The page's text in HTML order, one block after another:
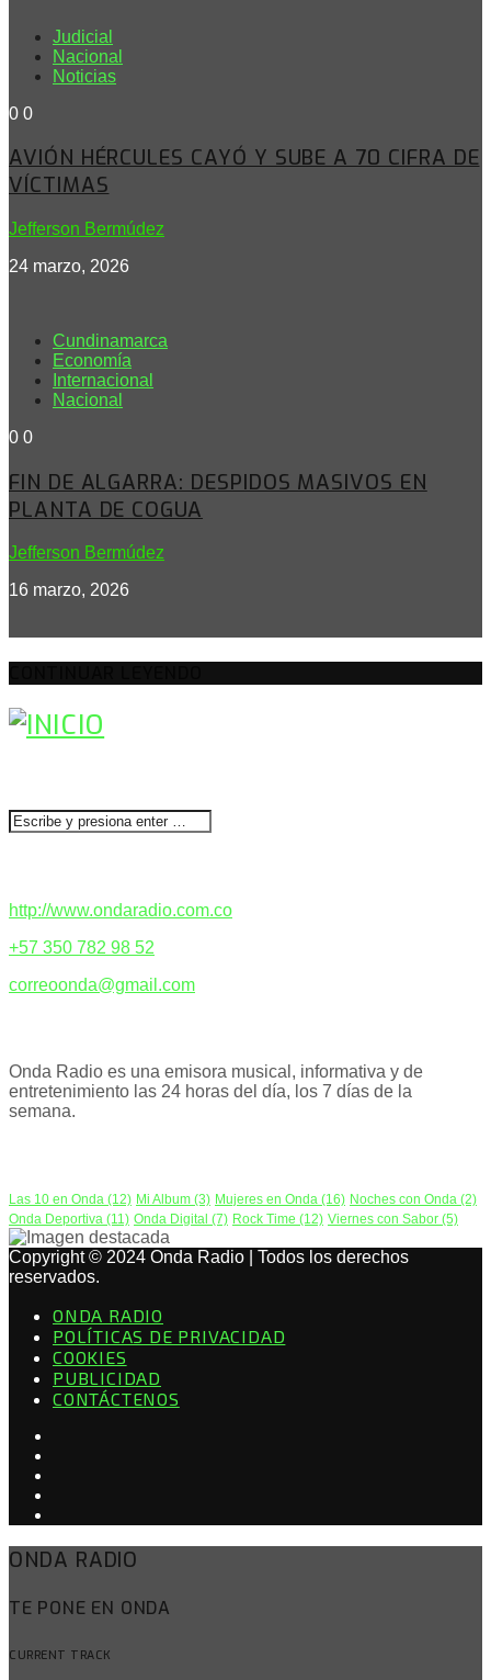
Judicial
Nacional
Noticias
0 0
AVIÓN HÉRCULES CAYÓ Y SUBE A 70 CIFRA DE
VÍCTIMAS
Jefferson Bermúdez
24 marzo, 2026
Cundinamarca
Economía
Internacional
Nacional
0 0
FIN DE ALGARRA: DESPIDOS MASIVOS EN
PLANTA DE COGUA
Jefferson Bermúdez
16 marzo, 2026
http://www.ondaradio.com.co
+57 350 782 98 52
correoonda@gmail.com
Onda Radio es una emisora musical, informativa y de
entretenimiento las 24 horas del día, los 7 días de la
semana.
Las 10 en Onda (12) Mi Album (3) Mujeres en Onda (16) Noches con Onda (2)
Onda Deportiva (11) Onda Digital (7) Rock Time (12) Viernes con Sabor (5)
Copyright © 2024 Onda Radio | Todos los derechos
reservados.
ONDA RADIO
POLÍTICAS DE PRIVACIDAD
COOKIES
PUBLICIDAD
CONTÁCTENOS
ONDA RADIO
TE PONE EN ONDA
CURRENT TRACK